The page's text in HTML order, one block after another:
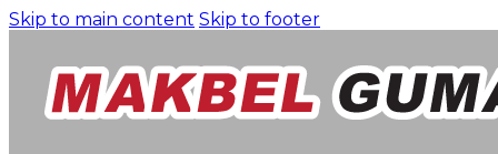
Skip to main content Skip to footer